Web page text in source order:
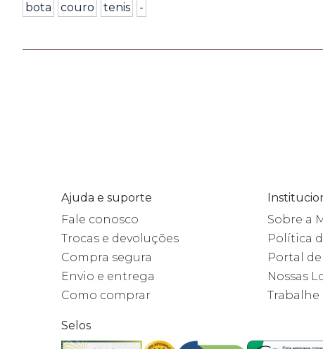
bota couro tenis -
Ajuda e suporte
Fale conosco
Trocas e devoluções
Compra segura
Envio e entrega
Como comprar
Sobre a
Política
Portal
Nossas
Trabalhe
Selos